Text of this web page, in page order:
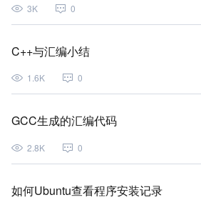
3K 0
C++与汇编小结
1.6K 0
GCC生成的汇编代码
2.8K 0
如何Ubuntu查看程序安装记录